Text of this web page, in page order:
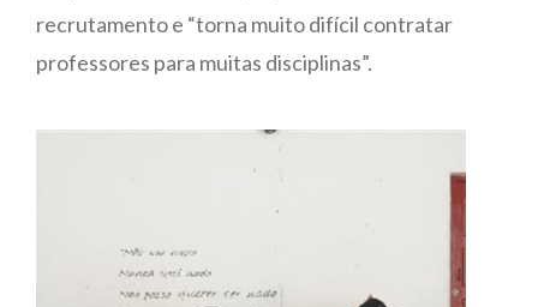
recrutamento e “torna muito difícil contratar
professores para muitas disciplinas”.